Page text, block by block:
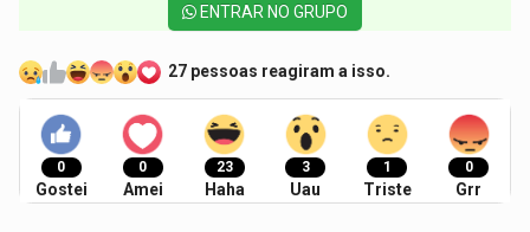
ENTRAR NO GRUPO
27 pessoas reagiram a isso.
0
Gostei
0
Amei
23
Haha
3
Uau
1
Triste
0
Grr